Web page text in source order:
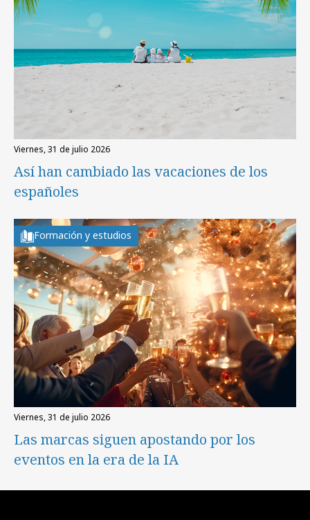
viernes, 31 de julio 2026
Así han cambiado las vacaciones de los
españoles
Formación y estudios
viernes, 31 de julio 2026
Las marcas siguen apostando por los
eventos en la era de la IA